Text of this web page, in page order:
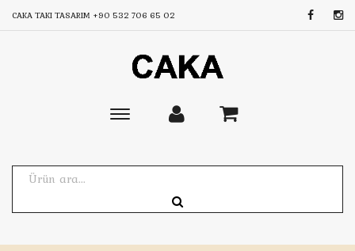
CAKA TAKI TASARIM +90 532 706 65 02
Toggle